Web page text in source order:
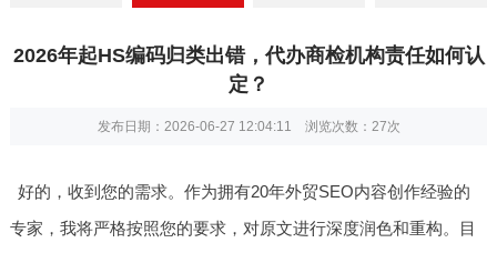
2026年起HS编码归类出错，代办商检机构责任如何认
定？
发布日期：2026-06-27 12:04:11 浏览次数： 27次
好的，收到您的需求。作为拥有20年外贸SEO内容创作经验的
专家，我将严格按照您的要求，对原文进行深度润色和重构。目